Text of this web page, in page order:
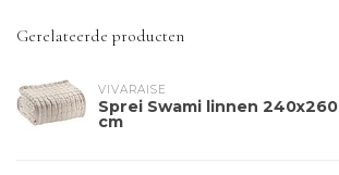
Gerelateerde producten
VIVARAISE
Sprei Swami linnen 240x260
cm